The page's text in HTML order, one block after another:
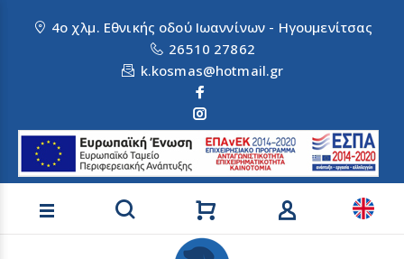
4ο χλμ. Εθνικής οδού Ιωαννίνων - Ηγουμενίτσας
26510 27862
k.kosmas@hotmail.gr
Αναζήτηση προϊόντων